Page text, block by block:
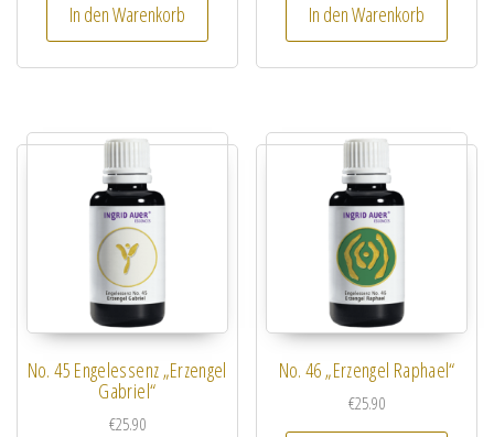
In den Warenkorb In den Warenkorb
No. 45 Engelessenz „Erzengel
Gabriel“
€25.90
No. 46 „Erzengel Raphael“
€25.90